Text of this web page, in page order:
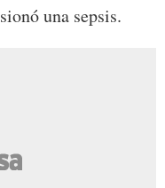
una sepsis.